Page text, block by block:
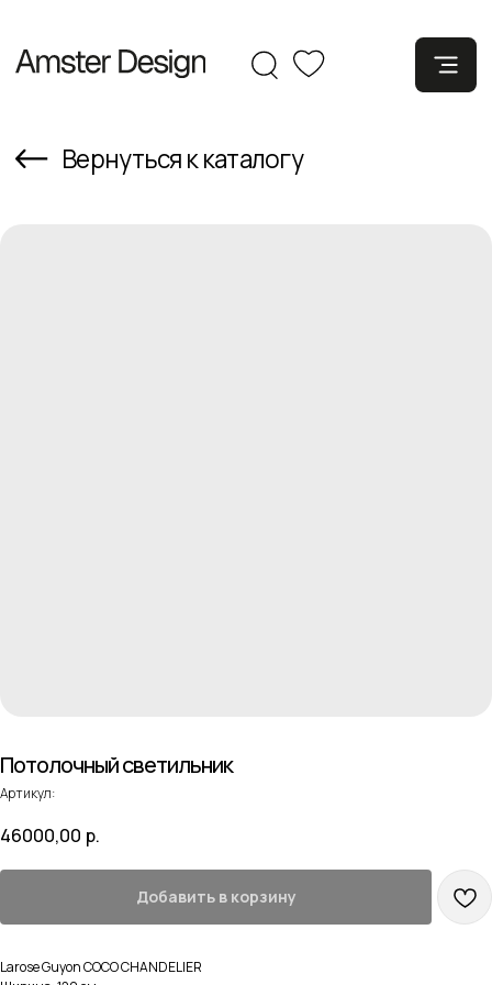
Потолочный светильник
Артикул:
46000,00 р.
Добавить в корзину
Larose Guyon COCO CHANDELIER